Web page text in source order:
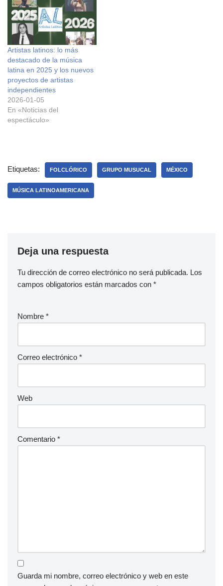
Artistas latinos: lo más
destacado de la música
latina en 2025 y los nuevos
proyectos de artistas
independientes
2026-01-05
En «Noticias del
espectáculo»
Etiquetas: FOLCLÓRICO GRUPO MUSUCAL MÉXICO
MÚSICA LATINOAMERICANA
Deja una respuesta
Tu dirección de correo electrónico no será publicada. Los
campos obligatorios están marcados con *
Nombre *
Correo electrónico *
Web
Comentario *
Guarda mi nombre, correo electrónico y web en este